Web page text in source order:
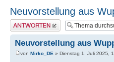
Neuvorstellung aus
Antwort erstellen
Neuvorstellung aus
von Mirko_DE » Dienstag 1. Juli 2025,